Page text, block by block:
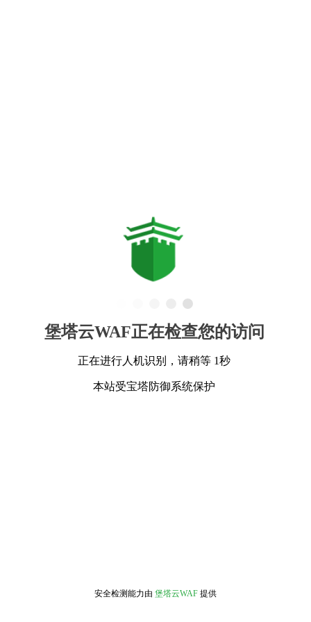
堡塔云WAF正在检查您的访问
正在进行人机识别，请稍等 1秒
本站受宝塔防御系统保护
安全检测能力由 堡塔云WAF 提供